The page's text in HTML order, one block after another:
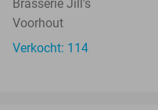
Brasserie Jill's
Voorhout
Verkocht: 114